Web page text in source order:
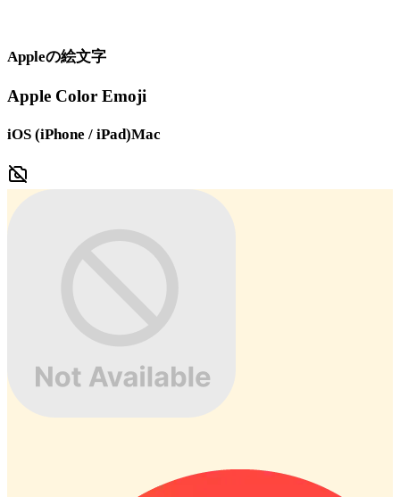
Appleの絵文字
Apple Color Emoji
iOS (iPhone / iPad)Mac